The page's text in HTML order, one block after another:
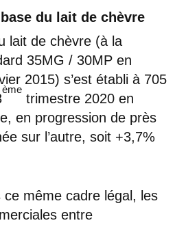
du lait de chèvre
lait de chèvre (à la
35MG / 30MP en
2015) s’est établi à 705
ème
trimestre 2020 en
en progression de près
sur l’autre, soit +3,7%
ce même cadre légal, les
entre